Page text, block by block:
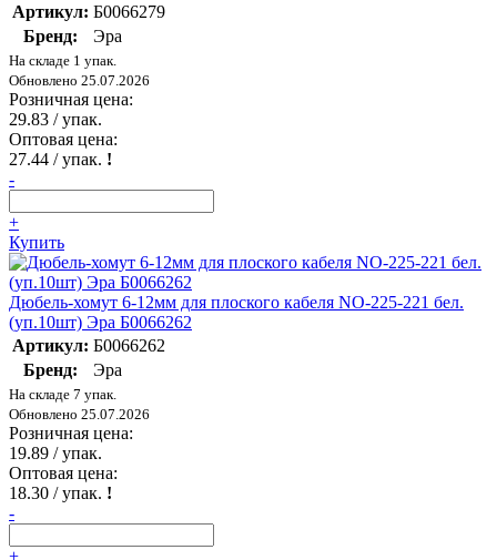
Артикул: Б0066279
Бренд:
Эра
На складе 1 упак.
Обновлено 25.07.2026
Розничная цена:
29.83 / упак.
Оптовая цена:
27.44 / упак. !
-
+
Купить
Дюбель-хомут 6-12мм для плоского кабеля NO-225-221 бел.
(уп.10шт) Эра Б0066262
Артикул: Б0066262
Бренд:
Эра
На складе 7 упак.
Обновлено 25.07.2026
Розничная цена:
19.89 / упак.
Оптовая цена:
18.30 / упак. !
-
+